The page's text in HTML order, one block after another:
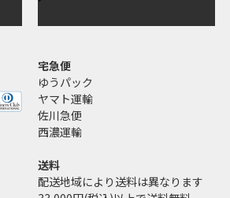
宅急便
ゆうパック
ヤマト運輸
佐川急便
西濃運輸
送料
配送地域により送料は異なります